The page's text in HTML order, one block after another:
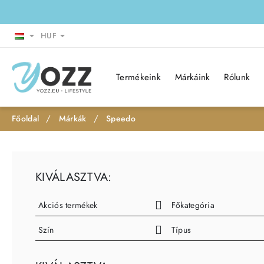
HUF
Termékeink Márkáink Rólunk
h
Márkák Speedo
KIVÁLASZTVA:
Akciós termékek Főkategória
Szín Típus